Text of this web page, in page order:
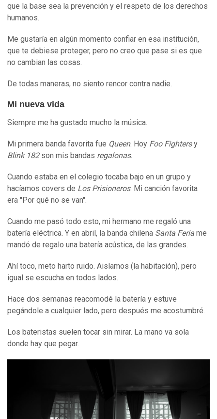
que la base sea la prevención y el respeto de los derechos
humanos.
Me gustaría en algún momento confiar en esa institución,
que te debiese proteger, pero no creo que pase si es que
no cambian las cosas.
De todas maneras, no siento rencor contra nadie.
Mi nueva vida
Siempre me ha gustado mucho la música.
Mi primera banda favorita fue Queen. Hoy Foo Fightersy
Blink 182son mis bandas regalonas.
Cuando estaba en el colegio tocaba bajo en un grupo y
hacíamos covers de Los Prisioneros. Mi canción favorita
era "Por qué no se van".
Cuando me pasó todo esto, mi hermano me regaló una
batería eléctrica. Y en abril, la banda chilena Santa Feria me
mandó de regalo una batería acústica, de las grandes.
Ahí toco, meto harto ruido. Aislamos (la habitación), pero
igual se escucha en todos lados.
Hace dos semanas reacomodé la batería y estuve
pegándole a cualquier lado, pero después me acostumbré.
Los bateristas suelen tocar sin mirar. La mano va sola
donde hay que pegar.